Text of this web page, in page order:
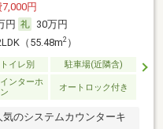
円
円
30万円
（55.48m2）
イレ別 駐車場(近隣含)
ンターホ
ン
オートロック付き
のシステムカウンターキ